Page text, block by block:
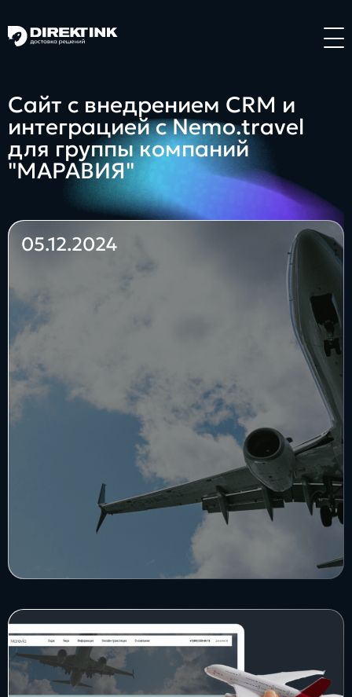
Направления
Art Web System
Блог
Интересы Будущее
Сайт с внедрением CRM и
интеграцией с Nemo.travel
для группы компаний
"МАРАВИЯ"
05.12.2024